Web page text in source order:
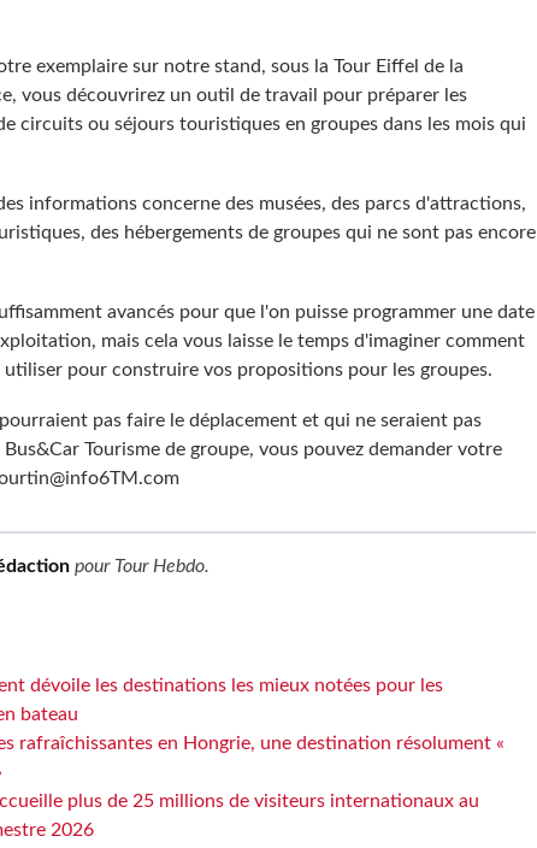
exemplaire sur notre stand, sous la Tour Eiffel de la
vous découvrirez un outil de travail pour préparer les
circuits ou séjours touristiques en groupes dans les mois qui
informations concerne des musées, des parcs d'attractions,
des hébergements de groupes qui ne sont pas encore
avancés pour que l'on puisse programmer une date
mais cela vous laisse le temps d'imaginer comment
utiliser pour construire vos propositions pour les groupes.
pas faire le déplacement et qui ne seraient pas
Tourisme de groupe, vous pouvez demander votre
pour Tour Hebdo.
dévoile les destinations les mieux notées pour les
bateau
rafraîchissantes en Hongrie, une destination résolument «
plus de 25 millions de visiteurs internationaux au
2026